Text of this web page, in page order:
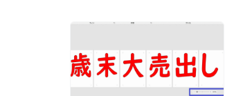
NKBWID + 5) '横-間隔 Const G
隔 ' Const GINKCOLS = 6
'横/描画数 Const GINKROWS =
4 '縦/描画数 ' Const
GINKLNWE = 1 '線の太